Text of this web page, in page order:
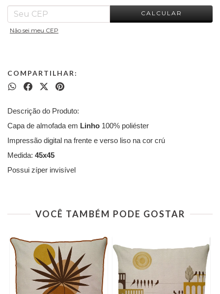
CALCULAR
Não sei meu CEP
COMPARTILHAR:
Descrição do Produto:
Capa de almofada em Linho 100% poliéster
Impressão digital na frente e verso liso na cor crú
Medida: 45x45
Possui zíper invisível
VOCÊ TAMBÉM PODE GOSTAR